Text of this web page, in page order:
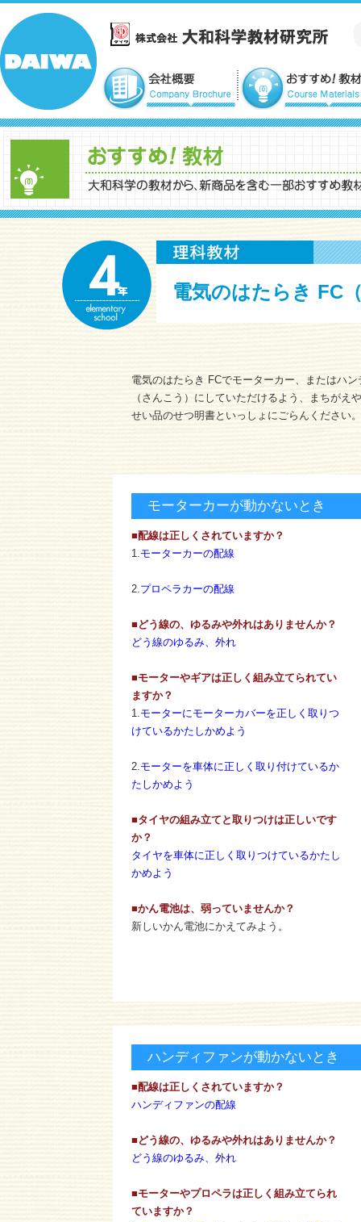
電気のはたらき FC
電気のはたらき FCでモーターカー、またはハ
（さんこう）にしていただけるよう、まちがえ
せい品のせつ明書といっしょにごらんください。
モーターカーが動かないとき
■配線は正しくされていますか？
1.モーターカーの配線
2.プロペラカーの配線
■どう線の、ゆるみや外れはありませんか？
どう線のゆるみ、外れ
■モーターやギアは正しく組み立てられてい
ますか？
1.モーターにモーターカバーを正しく取りつ
けているかたしかめよう
2.モーターを車体に正しく取り付けているか
たしかめよう
■タイヤの組み立てと取りつけは正しいです
か？
タイヤを車体に正しく取りつけているかたし
かめよう
■かん電池は、弱っていませんか？
新しいかん電池にかえてみよう。
ハンディファンが動かないとき
■配線は正しくされていますか？
ハンディファンの配線
■どう線の、ゆるみや外れはありませんか？
どう線のゆるみ、外れ
■モーターやプロペラは正しく組み立てられ
ていますか？